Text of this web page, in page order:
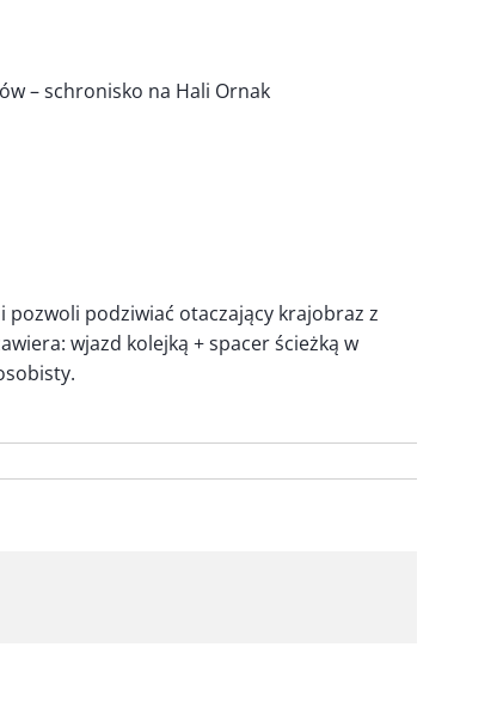
– schronisko na Hali Ornak
pozwoli podziwiać otaczający krajobraz z
wjazd kolejką + spacer ścieżką w